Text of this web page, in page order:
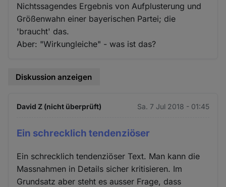
Nichtssagendes Ergebnis von Aufplusterung und
Größenwahn einer bayerischen Partei; die
'braucht' das.
Aber: "Wirkungleiche" - was ist das?
Diskussion anzeigen
David Z (nicht überprüft) Sa. 7 Jul 2018 - 01:45
Ein schrecklich tendenziöser
Ein schrecklich tendenziöser Text. Man kann die
Massnahmen in Details sicher kritisieren. Im
Grundsatz aber steht es ausser Frage, dass